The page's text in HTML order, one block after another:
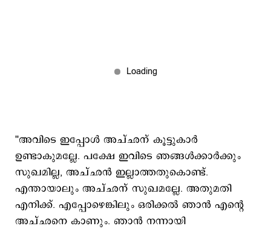
''അവിടെ ഇപ്പോള്‍ അച്ഛന് കൂട്ടുകാര്‍
ഉണ്ടാകുമല്ലേ. പക്ഷേ ഇവിടെ ഞങ്ങള്‍ക്കാര്‍ക്കും
സുഖമില്ല, അച്ഛന്‍ ഇല്ലാത്തതുകൊണ്ട്.
എന്തായാലും അച്ഛന് സുഖമല്ലേ. അതുമതി
എനിക്ക്. എപ്പോഴെങ്കിലും ഒരിക്കല്‍ ഞാന്‍ എന്‍റെ
അച്ഛനെ കാണും. ഞാന്‍ നന്നായി